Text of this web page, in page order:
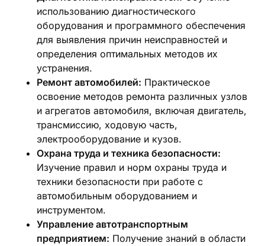
использованию диагностического
оборудования и программного обеспечения
для выявления причин неисправностей и
определения оптимальных методов их
устранения.
Ремонт автомобилей: Практическое
освоение методов ремонта различных узлов
и агрегатов автомобиля, включая двигатель,
трансмиссию, ходовую часть,
электрооборудование и кузов.
Охрана труда и техника безопасности:
Изучение правил и норм охраны труда и
техники безопасности при работе с
автомобильным оборудованием и
инструментом.
Управление автотранспортным
предприятием: Получение знаний в области